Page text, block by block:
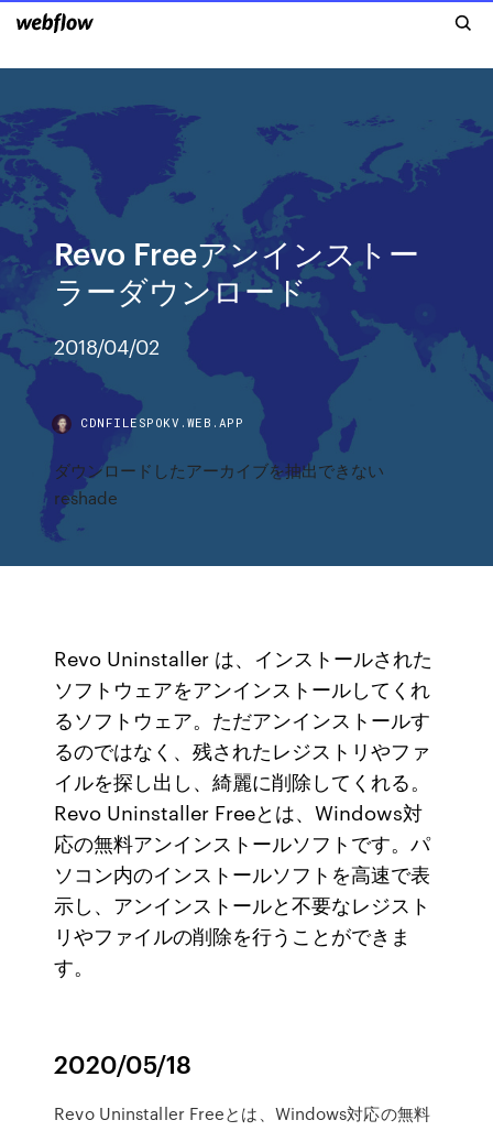
Revo Freeアンインストー
ラーダウンロード
2018/04/02
CDNFILESPOKV.WEB.APP
ダウンロードしたアーカイブを抽出できない
reshade
Revo Uninstaller は、インストールされた
ソフトウェアをアンインストールしてくれ
るソフトウェア。ただアンインストールす
るのではなく、残されたレジストリやファ
イルを探し出し、綺麗に削除してくれる。
Revo Uninstaller Freeとは、Windows対
応の無料アンインストールソフトです。パ
ソコン内のインストールソフトを高速で表
示し、アンインストールと不要なレジスト
リやファイルの削除を行うことができま
す。
2020/05/18
Revo Uninstaller Freeとは、Windows対応の無料